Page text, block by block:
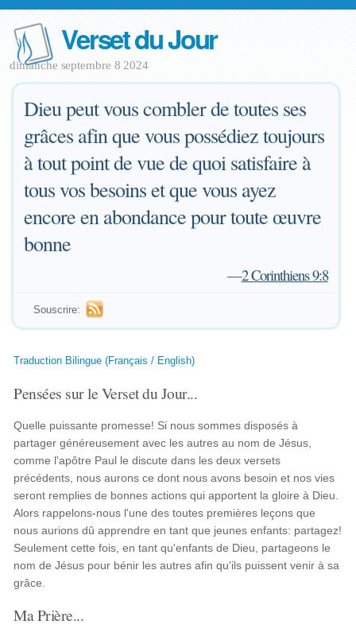
Verset du Jour
dimanche septembre 8 2024
Dieu peut vous combler de toutes ses
grâces afin que vous possédiez toujours
à tout point de vue de quoi satisfaire à
tous vos besoins et que vous ayez
encore en abondance pour toute œuvre
bonne
—2 Corinthiens 9:8
Souscrire:
Traduction Bilingue (Français / English)
Pensées sur le Verset du Jour...
Quelle puissante promesse! Si nous sommes disposés à
partager généreusement avec les autres au nom de Jésus,
comme l'apôtre Paul le discute dans les deux versets
précédents, nous aurons ce dont nous avons besoin et nos vies
seront remplies de bonnes actions qui apportent la gloire à Dieu.
Alors rappelons-nous l'une des toutes premières leçons que
nous aurions dû apprendre en tant que jeunes enfants: partagez!
Seulement cette fois, en tant qu'enfants de Dieu, partageons le
nom de Jésus pour bénir les autres afin qu'ils puissent venir à sa
grâce.
Ma Prière...